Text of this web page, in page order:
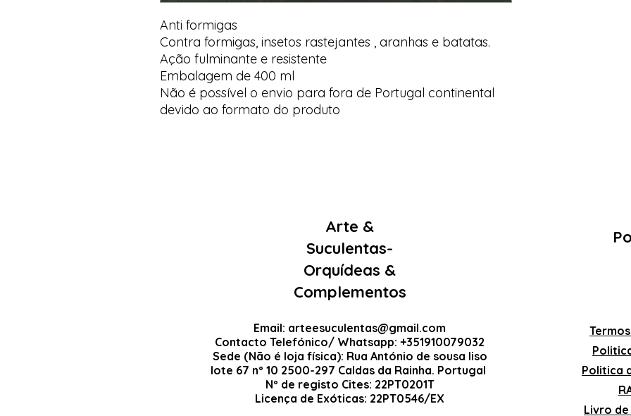
Anti formigas
Contra formigas, insetos rastejantes , aranhas e batatas.
Ação fulminante e resistente
Embalagem de 400 ml
Não é possível o envio para fora de Portugal continental
devido ao formato do produto
Arte &
Suculentas-
Orquídeas &
Complementos
Email: arteesuculentas@gmail.com
Contacto Telefónico/ Whatsapp: +351910079032
Sede (Não é loja física): Rua António de sousa liso
lote 67 nº 10 2500-297 Caldas da Rainha. Portugal
Nº de registo Cites: 22PT0201T
Licença de Exóticas: 22PT0546/EX
Politica
Livro